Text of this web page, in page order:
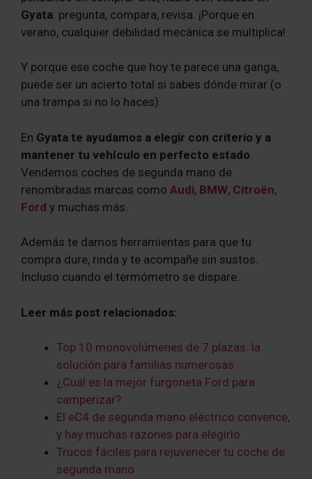
Gyata: pregunta, compara, revisa. ¡Porque en
verano, cualquier debilidad mecánica se multiplica!
Y porque ese coche que hoy te parece una ganga,
puede ser un acierto total si sabes dónde mirar (o
una trampa si no lo haces).
En Gyata te ayudamos a elegir con criterio y a
mantener tu vehículo en perfecto estado
Vendemos coches de segunda mano de
renombradas marcas como Audi, BMW, Citroën,
Ford y muchas más.
Además te damos herramientas para que tu
compra dure, rinda y te acompañe sin sustos.
Incluso cuando el termómetro se dispare.
Leer más post relacionados:
Top 10 monovolúmenes de 7 plazas: la
solución para familias numerosas
¿Cuál es la mejor furgoneta Ford para
camperizar?
El eC4 de segunda mano eléctrico convence,
y hay muchas razones para elegirlo
Trucos fáciles para rejuvenecer tu coche de
segunda mano